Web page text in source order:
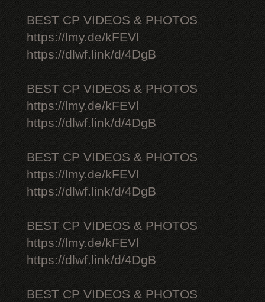
BEST CP VIDEOS & PHOTOS
https://lmy.de/kFEVl
https://dlwf.link/d/4DgB
BEST CP VIDEOS & PHOTOS
https://lmy.de/kFEVl
https://dlwf.link/d/4DgB
BEST CP VIDEOS & PHOTOS
https://lmy.de/kFEVl
https://dlwf.link/d/4DgB
BEST CP VIDEOS & PHOTOS
https://lmy.de/kFEVl
https://dlwf.link/d/4DgB
BEST CP VIDEOS & PHOTOS